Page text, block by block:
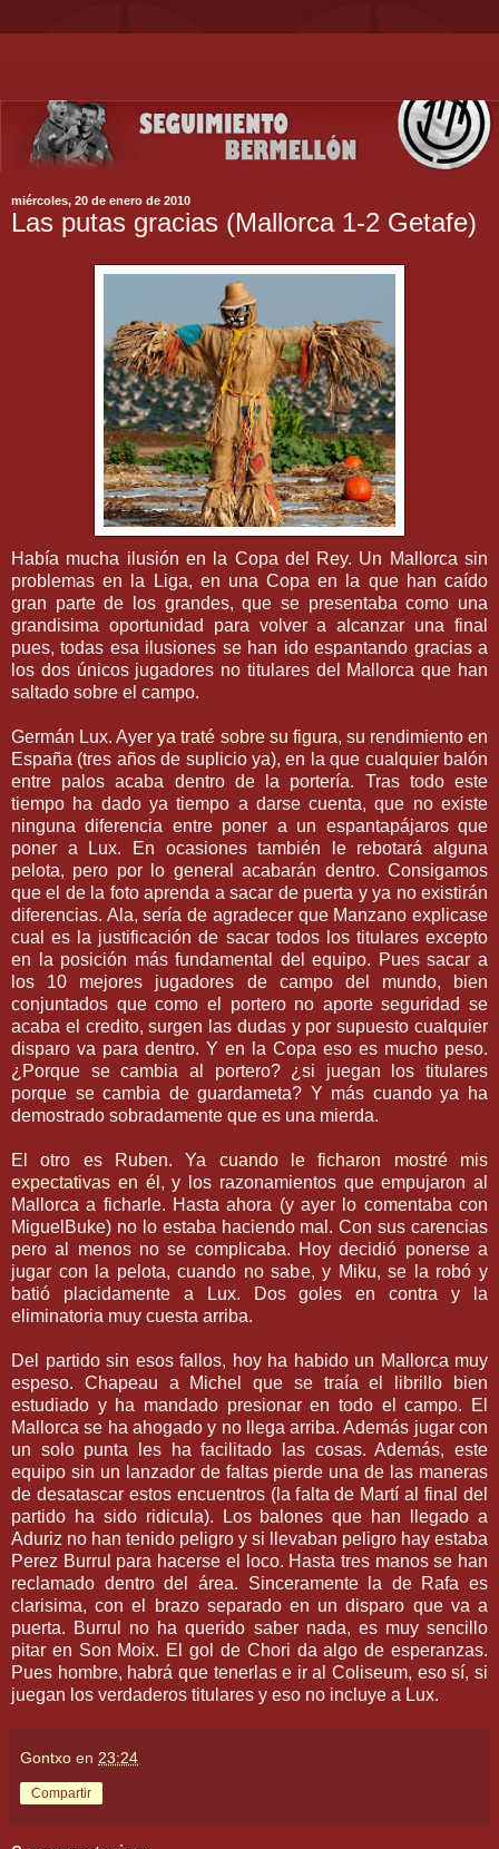
miércoles, 20 de enero de 2010
Las putas gracias (Mallorca 1-2 Getafe)
Había mucha ilusión en la Copa del Rey. Un Mallorcasin
problemas en la Liga, en una Copa en la que han caído
gran parte de los grandes, que se presentaba como una
grandisima oportunidad para volver a alcanzar una final
pues, todas esa ilusiones se han ido espantando gracias a
los dos únicos jugadores no titulares del Mallorca que han
saltado sobre el campo.
Germán Lux. Ayerya traté sobre su figura, su rendimiento en
España (tres años de suplicio ya), en la que cualquier balón
entre palos acaba dentro de la portería. Tras todo este
tiempo ha dado ya tiempo a darse cuenta, que no existe
ninguna diferencia entre poner a un espantapájarosque
poner a
Lux. En ocasiones también le rebotará alguna
pelota, pero por lo general acabarán dentro. Consigamos
que el de la foto aprenda a sacar de puerta y ya no existirán
diferencias. Ala, sería de agradecer que Manzano explicase
cual es la justificación de sacar todos los titulares excepto
en la posición más fundamental del equipo. Pues sacar a
los 10 mejores jugadores de campo del mundo, bien
conjuntados que como el portero no aporte seguridad se
acaba el credito, surgen las dudas y por supuesto cualquier
disparo va para dentro. Y en la Copa eso es mucho peso.
¿Porque se cambia al portero? ¿si juegan los titulares
porque se cambia deguardameta? Y más cuando ya ha
demostrado sobradamente que es una mierda.
El otro es Ruben. Ya cuando le ficharon mostré mis
expectativas en él , y los razonamientosque empujaron al
Mallorca a ficharle. Hasta ahora (y ayer lo comentaba con
MiguelBuke) no lo estaba haciendo mal. Con sus carencias
pero al menos no se complicaba. Hoy decidió ponerse a
jugar con la pelota, cuando no sabe, y Miku, se la robó y
batió placidamentea Lux. Dos goles en contra y la
eliminatoria muy cuesta arriba.
Del partido sin esos fallos, hoy ha habido un Mallorcamuy
espeso. Chapeau a Michel
que se traía el librillo bien
estudiado y ha mandado presionar en todo el campo. El
Mallorca se ha ahogado y no llega arriba. Además jugar con
un solo punta les ha facilitado las cosas. Además, este
equipo sin un lanzador de faltas pierde una de las maneras
de desatascar estos encuentros (la falta de Martí al final del
partido ha sido ridicula). Los balones que han llegado a
Aduriz no han tenido peligro y si llevaban peligro hay estaba
Perez Burrul para hacerse el loco. Hasta tres manos se han
reclamado dentro del área. Sinceramente la de Rafa es
clarisima, con el brazo separado en un disparo que va a
puerta. Burrul
no ha querido saber nada, es muy sencillo
pitar en Son Moix. El gol de Chori da algo de esperanzas.
Pues hombre, habrá que tenerlas e ir alColiseum, eso sí, si
juegan los verdaderos titulares y eso no incluye a Lux.
Gontxo en 23:24
Compartir